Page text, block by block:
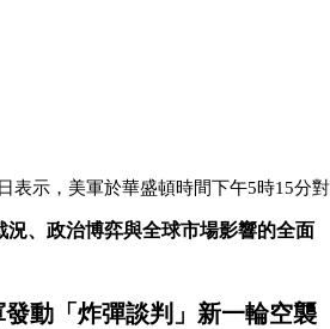
表示，美軍於華盛頓時間下午5時15分
況、政治博弈與全球市場影響的全面
動「炸彈談判」新一輪空襲